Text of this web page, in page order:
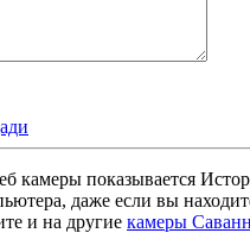
камеры показывается
даже если вы
и на другие камеры